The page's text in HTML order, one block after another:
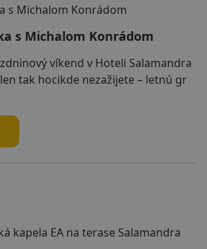
s Michalom Konrádom
víkend v Hoteli Salamandra
tak hocikde nezažijete – letnú gr